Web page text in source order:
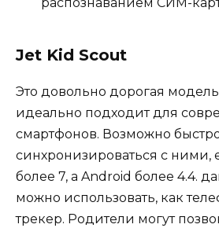
Jet Kid Scout
Это довольно дорогая
идеально подходит для
смартфонов. Возможно
синхронизироваться с ними,
более 7, а Android более 4.4.
можно использовать, как
трекер. Родители могут